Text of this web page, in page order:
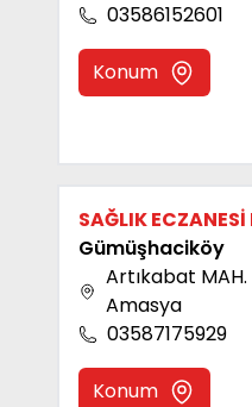
03586152601
Konum
SAĞLIK ECZANESİ
Gümüşhaciköy
Artıkabat
Amasya
03587175929
Konum